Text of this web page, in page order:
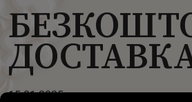
15-01-2025